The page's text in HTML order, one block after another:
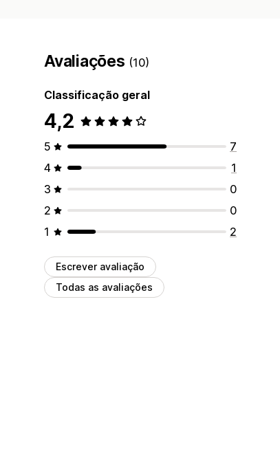
Avaliações (10)
Classificação geral
4,2
5
7
4
1
3
0
2
0
1
2
Escrever avaliação
Todas as avaliações